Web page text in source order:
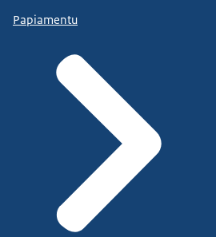
Papiamentu